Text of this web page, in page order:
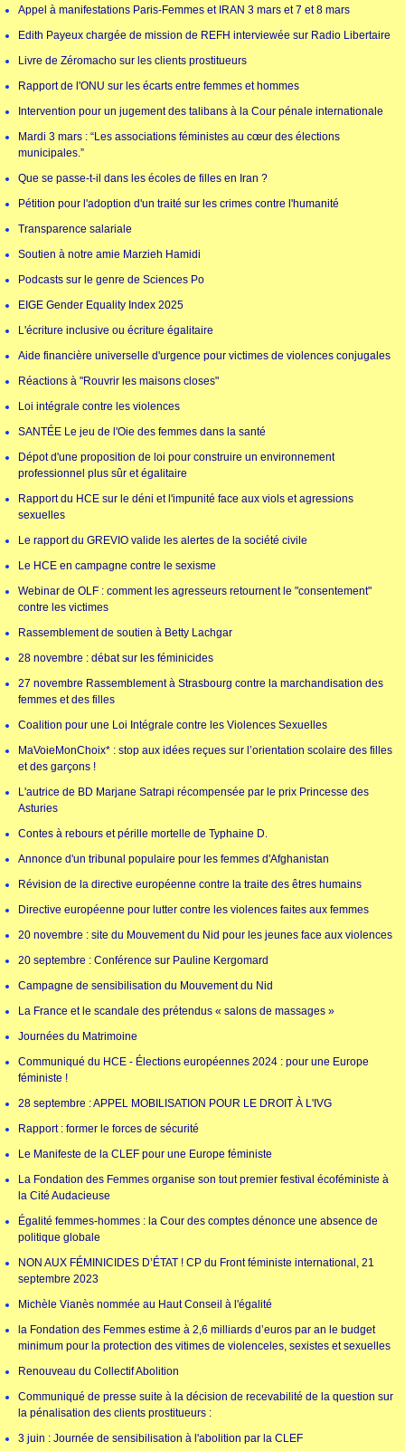
Appel à manifestations Paris-Femmes et IRAN 3 mars et 7 et 8 mars
Edith Payeux chargée de mission de REFH interviewée sur Radio Libertaire
Livre de Zéromacho sur les clients prostitueurs
Rapport de l'ONU sur les écarts entre femmes et hommes
Intervention pour un jugement des talibans à la Cour pénale internationale
Mardi 3 mars : “Les associations féministes au cœur des élections
municipales.”
Que se passe-t-il dans les écoles de filles en Iran ?
Pétition pour l'adoption d'un traité sur les crimes contre l'humanité
Transparence salariale
Soutien à notre amie Marzieh Hamidi
Podcasts sur le genre de Sciences Po
EIGE Gender Equality Index 2025
L'écriture inclusive ou écriture égalitaire
Aide financière universelle d'urgence pour victimes de violences conjugales
Réactions à "Rouvrir les maisons closes"
Loi intégrale contre les violences
SANTÉE Le jeu de l'Oie des femmes dans la santé
Dépot d'une proposition de loi pour construire un environnement
professionnel plus sûr et égalitaire
Rapport du HCE sur le déni et l'impunité face aux viols et agressions
sexuelles
Le rapport du GREVIO valide les alertes de la société civile
Le HCE en campagne contre le sexisme
Webinar de OLF : comment les agresseurs retournent le "consentement"
contre les victimes
Rassemblement de soutien à Betty Lachgar
28 novembre : débat sur les féminicides
27 novembre Rassemblement à Strasbourg contre la marchandisation des
femmes et des filles
Coalition pour une Loi Intégrale contre les Violences Sexuelles
MaVoieMonChoix* : stop aux idées reçues sur l’orientation scolaire des filles
et des garçons !
L'autrice de BD Marjane Satrapi récompensée par le prix Princesse des
Asturies
Contes à rebours et pérille mortelle de Typhaine D.
Annonce d'un tribunal populaire pour les femmes d'Afghanistan
Révision de la directive européenne contre la traite des êtres humains
Directive européenne pour lutter contre les violences faites aux femmes
20 novembre : site du Mouvement du Nid pour les jeunes face aux violences
20 septembre : Conférence sur Pauline Kergomard
Campagne de sensibilisation du Mouvement du Nid
La France et le scandale des prétendus « salons de massages »
Journées du Matrimoine
Communiqué du HCE - Élections européennes 2024 : pour une Europe
féministe !
28 septembre : APPEL MOBILISATION POUR LE DROIT À L'IVG
Rapport : former le forces de sécurité
Le Manifeste de la CLEF pour une Europe féministe
La Fondation des Femmes organise son tout premier festival écoféministe à
la Cité Audacieuse
Égalité femmes-hommes : la Cour des comptes dénonce une absence de
politique globale
NON AUX FÉMINICIDES D’ÉTAT ! CP du Front féministe international, 21
septembre 2023
Michèle Vianès nommée au Haut Conseil à l'égalité
la Fondation des Femmes estime à 2,6 milliards d’euros par an le budget
minimum pour la protection des vitimes de violenceles, sexistes et sexuelles
Renouveau du Collectif Abolition
Communiqué de presse suite à la décision de recevabilité de la question sur
la pénalisation des clients prostitueurs :
3 juin : Journée de sensibilisation à l'abolition par la CLEF